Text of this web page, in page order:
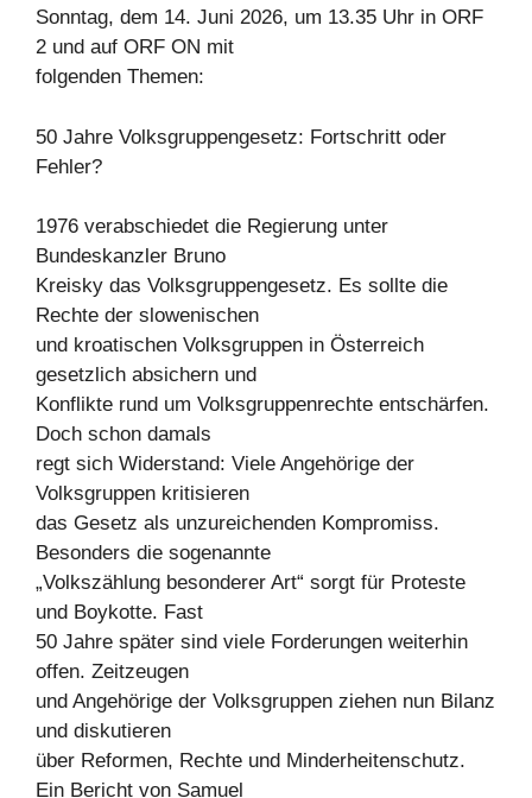
Sonntag, dem 14. Juni 2026, um 13.35 Uhr in ORF
2 und auf ORF ON mit
folgenden Themen:
50 Jahre Volksgruppengesetz: Fortschritt oder
Fehler?
1976 verabschiedet die Regierung unter
Bundeskanzler Bruno
Kreisky das Volksgruppengesetz. Es sollte die
Rechte der slowenischen
und kroatischen Volksgruppen in Österreich
gesetzlich absichern und
Konflikte rund um Volksgruppenrechte entschärfen.
Doch schon damals
regt sich Widerstand: Viele Angehörige der
Volksgruppen kritisieren
das Gesetz als unzureichenden Kompromiss.
Besonders die sogenannte
„Volkszählung besonderer Art“ sorgt für Proteste
und Boykotte. Fast
50 Jahre später sind viele Forderungen weiterhin
offen. Zeitzeugen
und Angehörige der Volksgruppen ziehen nun Bilanz
und diskutieren
über Reformen, Rechte und Minderheitenschutz.
Ein Bericht von Samuel